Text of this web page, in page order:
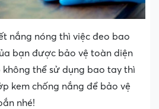
nắng nóng thì việc đeo bao
bạn được bảo vệ toàn diện
thể sử dụng bao tay thì
kem chống nắng để bảo vệ
nhé!